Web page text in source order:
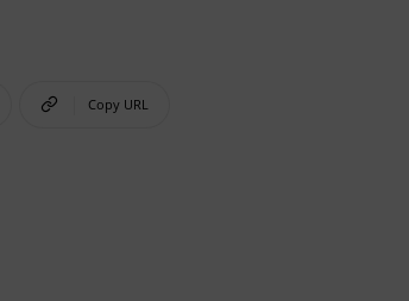
Copy URL